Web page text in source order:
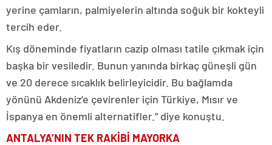
yerine çamların, palmiyelerin altında soğuk bir kokteyli
tercih eder.
Kış döneminde fiyatların cazip olması tatile çıkmak için
başka bir vesiledir. Bunun yanında birkaç güneşli gün
ve 20 derece sıcaklık belirleyicidir. Bu bağlamda
yönünü Akdeniz’e çevirenler için Türkiye, Mısır ve
İspanya en önemli alternatifler.” diye konuştu.
ANTALYA’NIN TEK RAKİBİ MAYORKA